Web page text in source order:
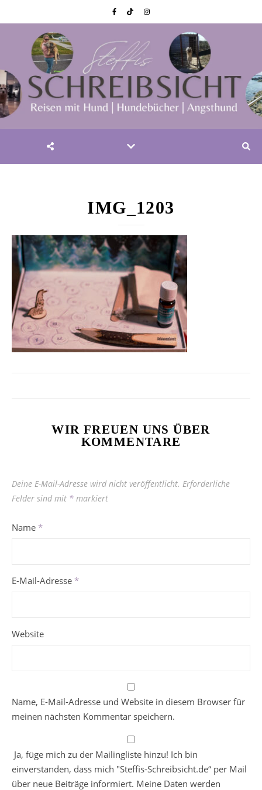
IMG_1203
WIR FREUEN UNS ÜBER
KOMMENTARE
Deine E-Mail-Adresse wird nicht veröffentlicht. Erforderliche
Felder sind mit * markiert
Name *
E-Mail-Adresse *
Website
Name, E-Mail-Adresse und Website in diesem Browser für
meinen nächsten Kommentar speichern.
Ja, füge mich zu der Mailingliste hinzu! Ich bin
einverstanden, dass mich "Steffis-Schreibsicht.de“ per Mail
über neue Beiträge informiert. Meine Daten werden